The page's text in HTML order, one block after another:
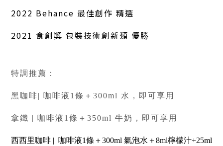
2022 Behance 最佳創作 精選
2021 食創獎 包裝技術創新類 優勝
特調推薦：
黑咖啡| 咖啡液1條＋300ml 水，即可享用
拿鐵 | 咖啡液1條＋350ml 牛奶，即可享用
西西里咖啡 | 咖啡液1條＋300ml 氣泡水＋8ml檸檬汁+25ml